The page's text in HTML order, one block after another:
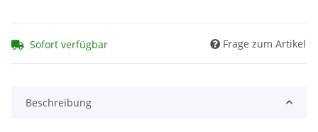
Sofort verfügbar Frage zum Artikel
Beschreibung